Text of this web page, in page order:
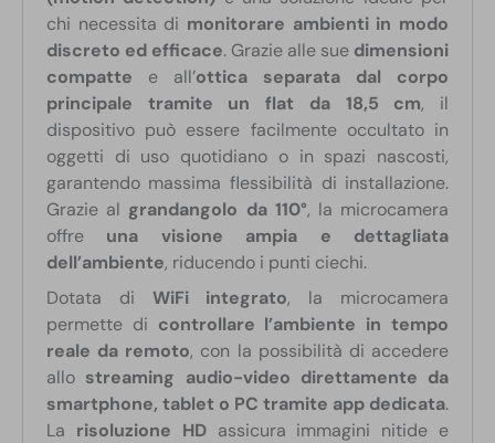
chi necessita di monitorare ambienti in modo
discreto ed efficace. Grazie alle sue dimensioni
compatte e all’ottica separata dal corpo
principale tramite un flat da 18,5 cm, il
dispositivo può essere facilmente occultato in
oggetti di uso quotidiano o in spazi nascosti,
garantendo massima flessibilità di installazione.
Grazie al grandangolo da 110°, la microcamera
offre una visione ampia e dettagliata
dell’ambiente, riducendo i punti ciechi.
Dotata di WiFi integrato, la microcamera
permette di controllare l’ambiente in tempo
reale da remoto, con la possibilità di accedere
allo streaming audio-video direttamente da
smartphone, tablet o PC tramite app dedicata.
La risoluzione HDassicura immagini nitide e